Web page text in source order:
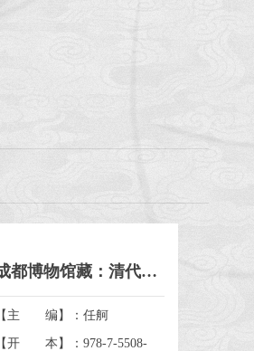
成都博物馆藏：清代道场画选粹
【主 编】：任舸
【开 本】：978-7-5508-